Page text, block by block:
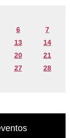
6
7
13
14
20
21
27
28